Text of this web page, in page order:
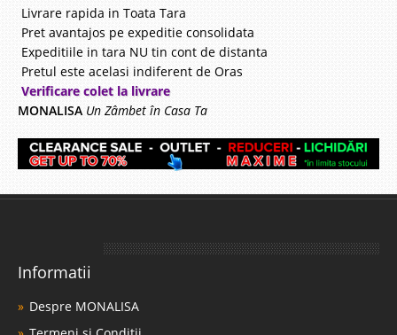
Livrare rapida in Toata Tara
Pret avantajos pe expeditie consolidata
Expeditiile in tara NU tin cont de distanta
Pretul este acelasi indiferent de Oras
Verificare colet la livrare
MONALISA Un Zâmbet în Casa Ta
Informatii
Despre MONALISA